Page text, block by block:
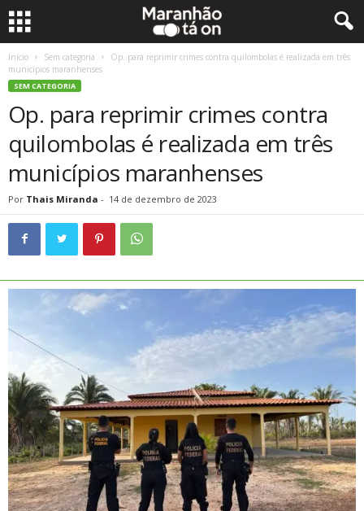
Início Sem categoria
Op. para reprimir crimes contra quilombolas é realizada em três
municípios maranhenses
SEM CATEGORIA
Op. para reprimir crimes contra
quilombolas é realizada em três
municípios maranhenses
Por Thais Miranda - 14 de dezembro de 2023